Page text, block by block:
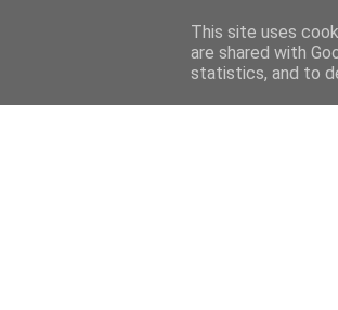
This site uses
are shared with
statistics, and to